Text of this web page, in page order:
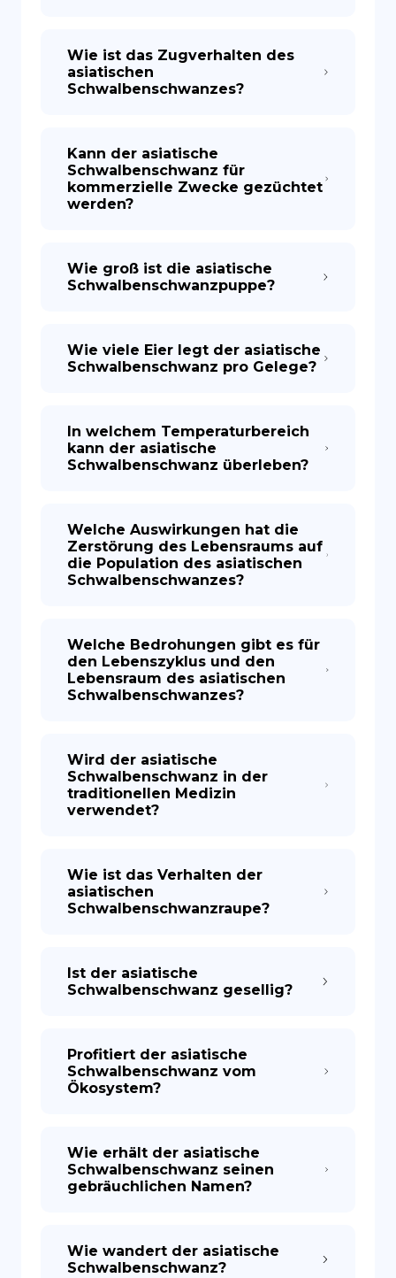
Wie ist das Zugverhalten des
asiatischen
Schwalbenschwanzes?
Kann der asiatische
Schwalbenschwanz für
kommerzielle Zwecke gezüchtet
werden?
Wie groß ist die asiatische
Schwalbenschwanzpuppe?
Wie viele Eier legt der asiatische
Schwalbenschwanz pro Gelege?
In welchem Temperaturbereich
kann der asiatische
Schwalbenschwanz überleben?
Welche Auswirkungen hat die
Zerstörung des Lebensraums auf
die Population des asiatischen
Schwalbenschwanzes?
Welche Bedrohungen gibt es für
den Lebenszyklus und den
Lebensraum des asiatischen
Schwalbenschwanzes?
Wird der asiatische
Schwalbenschwanz in der
traditionellen Medizin
verwendet?
Wie ist das Verhalten der
asiatischen
Schwalbenschwanzraupe?
Ist der asiatische
Schwalbenschwanz gesellig?
Profitiert der asiatische
Schwalbenschwanz vom
Ökosystem?
Wie erhält der asiatische
Schwalbenschwanz seinen
gebräuchlichen Namen?
Wie wandert der asiatische
Schwalbenschwanz?